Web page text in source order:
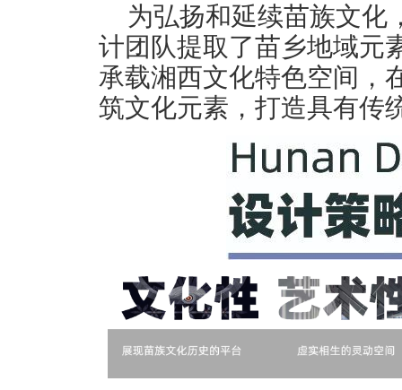
为弘扬和延续苗族文化
计团队提取了苗乡地域元
承载湘西文化特色空间，
筑文化元素，打造具有传